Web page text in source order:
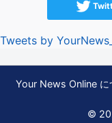
Tweets by
Your News Online に
©